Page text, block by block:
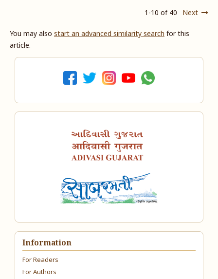
1-10 of 40 Next
You may also start an advanced similarity searchfor this
article.
Information
For Readers
For Authors